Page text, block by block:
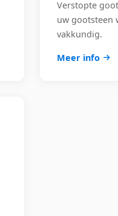
Verstopte
uw gootsteen
vakkundig.
Meer info